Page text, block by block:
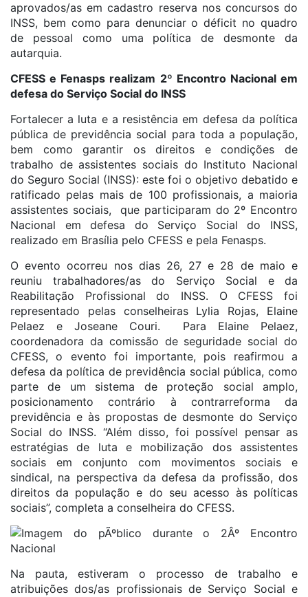
aprovados/as em cadastro reserva nos concursos do
INSS, bem como para denunciar o déficit no quadro
de pessoal como uma política de desmonte da
autarquia.
CFESS e Fenasps realizam 2º Encontro Nacional em
defesa do Serviço Social do INSS
Fortalecer a luta e a resistência em defesa da política
pública de previdência social para toda a população,
bem como garantir os direitos e condições de
trabalho de assistentes sociais do Instituto Nacional
do Seguro Social (INSS): este foi o objetivo debatido e
ratificado pelas mais de 100 profissionais, a maioria
assistentes sociais, que participaram do 2º Encontro
Nacional em defesa do Serviço Social do INSS,
realizado em Brasília pelo CFESS e pela Fenasps.
O evento ocorreu nos dias 26, 27 e 28 de maio e
reuniu trabalhadores/as do Serviço Social e da
Reabilitação Profissional do INSS. O CFESS foi
representado pelas conselheiras Lylia Rojas, Elaine
Pelaez e Joseane Couri. Para Elaine Pelaez,
coordenadora da comissão de seguridade social do
CFESS, o evento foi importante, pois reafirmou a
defesa da política de previdência social pública, como
parte de um sistema de proteção social amplo,
posicionamento contrário à contrarreforma da
previdência e às propostas de desmonte do Serviço
Social do INSS. “Além disso, foi possível pensar as
estratégias de luta e mobilização dos assistentes
sociais em conjunto com movimentos sociais e
sindical, na perspectiva da defesa da profissão, dos
direitos da população e do seu acesso às políticas
sociais”, completa a conselheira do CFESS.
Na pauta, estiveram o processo de trabalho e
atribuições dos/as profissionais de Serviço Social e